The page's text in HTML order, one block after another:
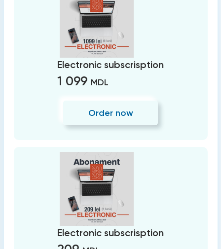
Electronic subscrisption
1 099 MDL
Order now
Electronic subscrisption